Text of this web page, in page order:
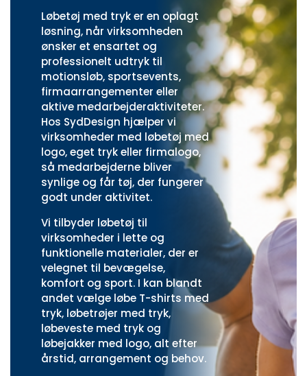
Løbetøj med tryk er en oplagt
løsning, når virksomheden
ønsker et ensartet og
professionelt udtryk til
motionsløb, sportsevents,
firmaarrangementer eller
aktive medarbejderaktiviteter.
Hos SydDesign hjælper vi
virksomheder med løbetøj med
logo, eget tryk eller firmalogo,
så medarbejderne bliver
synlige og får tøj, der fungerer
godt under aktivitet.
Vi tilbyder løbetøj til
virksomheder i lette og
funktionelle materialer, der er
velegnet til bevægelse,
komfort og sport. I kan blandt
andet vælge løbe T-shirts med
tryk, løbetrøjer med tryk,
løbeveste med tryk og
løbejakker med logo, alt efter
årstid, arrangement og behov.